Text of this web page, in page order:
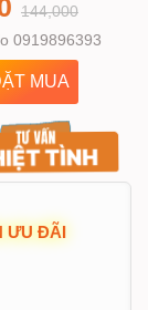
144,000
0919896393
ƯU ĐÃI